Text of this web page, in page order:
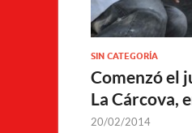
SIN CATEGORÍA
Comenzó el
La Cárcova,
20/02/2014